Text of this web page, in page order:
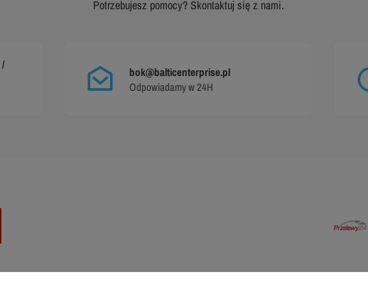
Potrzebujesz pomocy? Skontaktuj się z nami.
bok@balticenterprise.pl
Odpowiadamy w 24H